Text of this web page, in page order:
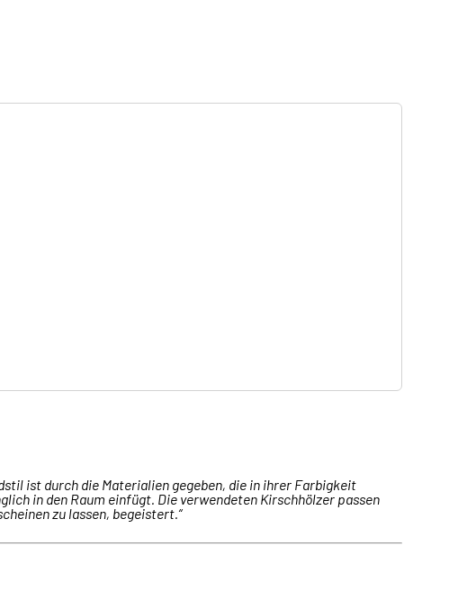
ist durch die Materialien gegeben, die in ihrer Farbigkeit
in den Raum einfügt. Die verwendeten Kirschhölzer passen
zu lassen, begeistert.“